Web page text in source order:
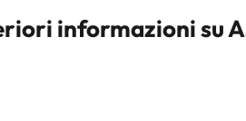
informazioni su